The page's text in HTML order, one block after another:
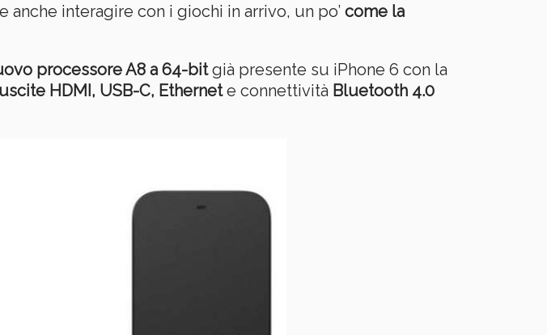
interagire con i giochi in arrivo, un po’ come la
processore A8 a 64-bitgià presente su iPhone 6 con la
uscite HDMI, USB-C, Ethernete connettività Bluetooth 4.0